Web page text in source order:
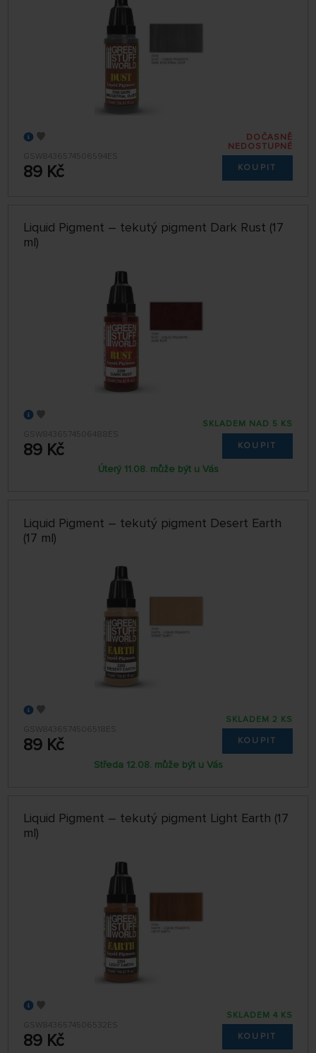
GSW8436574506594ES
89 Kč
DOČASNĚ
NEDOSTUPNÉ
KOUPIT
Liquid Pigment – tekutý pigment Dark Rust (17
ml)
GSW8436574506488ES
89 Kč
SKLADEM NAD 5 KS
KOUPIT
Úterý 11.08. může být u Vás
Liquid Pigment – tekutý pigment Desert Earth
(17 ml)
GSW8436574506518ES
89 Kč
SKLADEM 2 KS
KOUPIT
Středa 12.08. může být u Vás
Liquid Pigment – tekutý pigment Light Earth (17
ml)
GSW8436574506532ES
89 Kč
SKLADEM 4 KS
KOUPIT